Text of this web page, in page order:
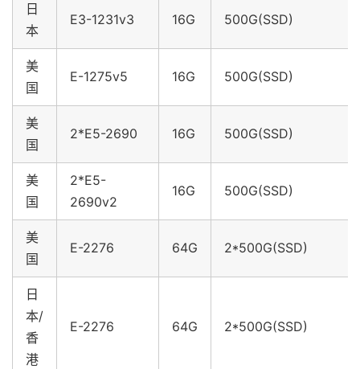
日
本
E3-1231v3 16G 500G(SSD)
美
国
E-1275v5 16G 500G(SSD)
美
国
2*E5-2690 16G 500G(SSD)
美
国
2*E5-
2690v2
16G 500G(SSD)
美
国
E-2276 64G 2*500G(SSD)
日
本/
香
港
E-2276 64G 2*500G(SSD)